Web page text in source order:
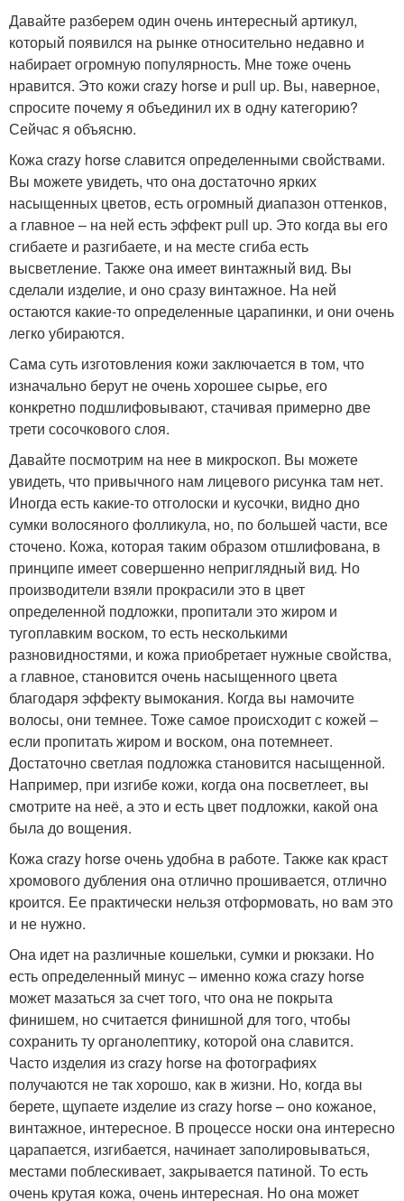
Давайте разберем один очень интересный артикул,
который появился на рынке относительно недавно и
набирает огромную популярность. Мне тоже очень
нравится. Это кожи crazy horse и pull up. Вы, наверное,
спросите почему я объединил их в одну категорию?
Сейчас я объясню.
Кожа crazy horse славится определенными свойствами.
Вы можете увидеть, что она достаточно ярких
насыщенных цветов, есть огромный диапазон оттенков,
а главное – на ней есть эффект pull up. Это когда вы его
сгибаете и разгибаете, и на месте сгиба есть
высветление. Также она имеет винтажный вид. Вы
сделали изделие, и оно сразу винтажное. На ней
остаются какие-то определенные царапинки, и они очень
легко убираются.
Сама суть изготовления кожи заключается в том, что
изначально берут не очень хорошее сырье, его
конкретно подшлифовывают, стачивая примерно две
трети сосочкового слоя.
Давайте посмотрим на нее в микроскоп. Вы можете
увидеть, что привычного нам лицевого рисунка там нет.
Иногда есть какие-то отголоски и кусочки, видно дно
сумки волосяного фолликула, но, по большей части, все
сточено. Кожа, которая таким образом отшлифована, в
принципе имеет совершенно неприглядный вид. Но
производители взяли прокрасили это в цвет
определенной подложки, пропитали это жиром и
тугоплавким воском, то есть несколькими
разновидностями, и кожа приобретает нужные свойства,
а главное, становится очень насыщенного цвета
благодаря эффекту вымокания. Когда вы намочите
волосы, они темнее. Тоже самое происходит с кожей –
если пропитать жиром и воском, она потемнеет.
Достаточно светлая подложка становится насыщенной.
Например, при изгибе кожи, когда она посветлеет, вы
смотрите на неё, а это и есть цвет подложки, какой она
была до вощения.
Кожа crazy horse очень удобна в работе. Также как краст
хромового дубления она отлично прошивается, отлично
кроится. Ее практически нельзя отформовать, но вам это
и не нужно.
Она идет на различные кошельки, сумки и рюкзаки. Но
есть определенный минус – именно кожа crazy horse
может мазаться за счет того, что она не покрыта
финишем, но считается финишной для того, чтобы
сохранить ту органолептику, которой она славится.
Часто изделия из crazy horse на фотографиях
получаются не так хорошо, как в жизни. Но, когда вы
берете, щупаете изделие из crazy horse – оно кожаное,
винтажное, интересное. В процессе носки она интересно
царапается, изгибается, начинает заполировываться,
местами поблескивает, закрывается патиной. То есть
очень крутая кожа, очень интересная. Но она может